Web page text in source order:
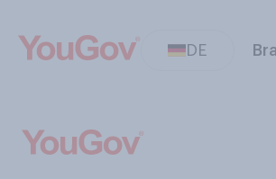
DE